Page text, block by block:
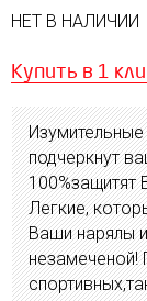
НЕТ В НАЛИЧИИ
Купить в 1
подчеркнут
100%защитят
Легкие,
Ваши нарялы
незамеченой!